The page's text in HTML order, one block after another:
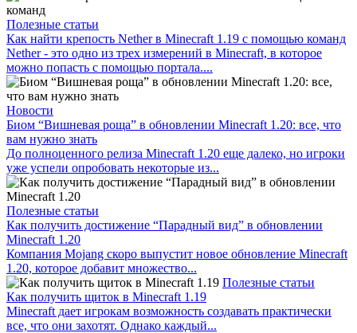
Полезные статьи
Как найти крепость Nether в Minecraft 1.19 с помощью команд
Nether - это одно из трех измерений в Minecraft, в которое
можно попасть с помощью портала....
Новости
Биом “Вишневая роща” в обновлении Minecraft 1.20: все, что
вам нужно знать
До полноценного релиза Minecraft 1.20 еще далеко, но игроки
уже успели опробовать некоторые из...
Полезные статьи
Как получить достижение “Парадный вид” в обновлении
Minecraft 1.20
Компания Mojang скоро выпустит новое обновление Minecraft
1.20, которое добавит множество...
Полезные статьи
Как получить щиток в Minecraft 1.19
Minecraft дает игрокам возможность создавать практически
все, что они захотят. Однако каждый...